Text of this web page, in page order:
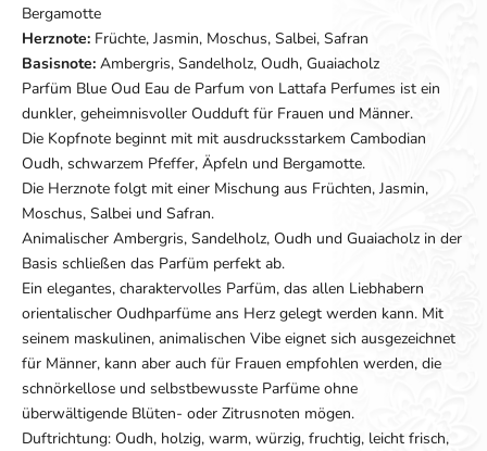
Bergamotte
Herznote: Früchte, Jasmin, Moschus, Salbei, Safran
Basisnote: Ambergris, Sandelholz, Oudh, Guaiacholz
Parfüm Blue Oud Eau de Parfum von Lattafa Perfumes ist ein
dunkler, geheimnisvoller Oudduft für Frauen und Männer.
Die Kopfnote beginnt mit mit ausdrucksstarkem Cambodian
Oudh, schwarzem Pfeffer, Äpfeln und Bergamotte.
Die Herznote folgt mit einer Mischung aus Früchten, Jasmin,
Moschus, Salbei und Safran.
Animalischer Ambergris, Sandelholz, Oudh und Guaiacholz in der
Basis schließen das Parfüm perfekt ab.
Ein elegantes, charaktervolles Parfüm, das allen Liebhabern
orientalischer Oudhparfüme ans Herz gelegt werden kann. Mit
seinem maskulinen, animalischen Vibe eignet sich ausgezeichnet
für Männer, kann aber auch für Frauen empfohlen werden, die
schnörkellose und selbstbewusste Parfüme ohne
überwältigende Blüten- oder Zitrusnoten mögen.
Duftrichtung: Oudh, holzig, warm, würzig, fruchtig, leicht frisch,